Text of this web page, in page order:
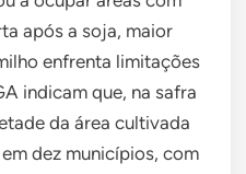
após a soja, maior
enfrenta limitações
indicam que, na safra
da área cultivada
dez municípios, com